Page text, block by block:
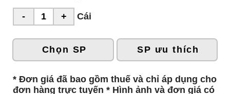
Cái
Chọn SP SP ưu thích
* Đơn giá đã bao gồm thuế và chỉ áp dụng cho
đơn hàng trực tuyến * Hình ảnh và đơn giá có